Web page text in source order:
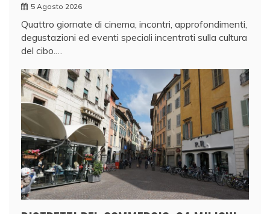
5 Agosto 2026
Quattro giornate di cinema, incontri, approfondimenti,
degustazioni ed eventi speciali incentrati sulla cultura
del cibo.…